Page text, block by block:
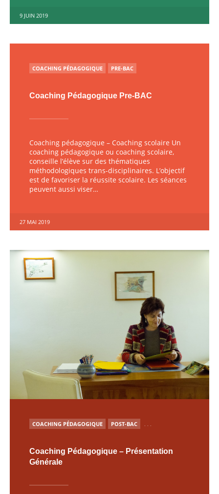
9 JUIN 2019
PUBLIÉ
COACHING PÉDAGOGIQUE PRE-BAC
Coaching Pédagogique Pre-BAC
Coaching pédagogique – Coaching scolaire Un
coaching pédagogique ou coaching scolaire,
conseille l’élève sur des thématiques
méthodologiques trans-disciplinaires. L’objectif
est de favoriser la réussite scolaire. Les séances
peuvent aussi viser…
27 MAI 2019
POSTED
IN
COACHING PÉDAGOGIQUE POST-BAC
Coaching Pédagogique – Présentation
Générale